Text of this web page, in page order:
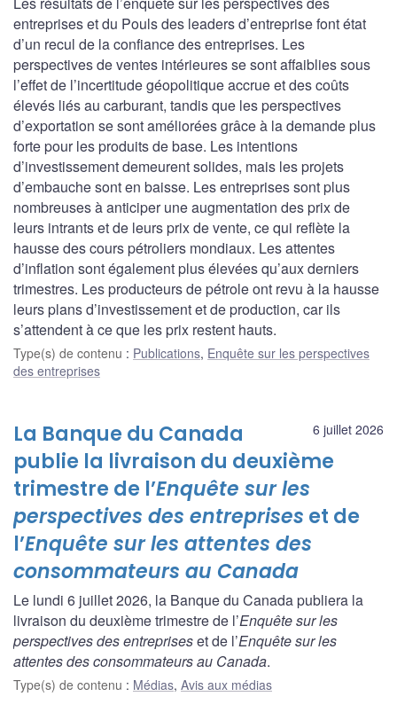
entreprises et du Pouls des leaders d’entreprise font état
d’un recul de la confiance des entreprises. Les
perspectives de ventes intérieures se sont affaiblies sous
l’effet de l’incertitude géopolitique accrue et des coûts
élevés liés au carburant, tandis que les perspectives
d’exportation se sont améliorées grâce à la demande plus
forte pour les produits de base. Les intentions
d’investissement demeurent solides, mais les projets
d’embauche sont en baisse. Les entreprises sont plus
nombreuses à anticiper une augmentation des prix de
leurs intrants et de leurs prix de vente, ce qui reflète la
hausse des cours pétroliers mondiaux. Les attentes
d’inflation sont également plus élevées qu’aux derniers
trimestres. Les producteurs de pétrole ont revu à la hausse
leurs plans d’investissement et de production, car ils
s’attendent à ce que les prix restent hauts.
Type(s) de contenu : Publications, Enquête sur les perspectives
des entreprises
6 juillet 2026
La Banque du Canada
publie la livraison du deuxième
trimestre de l’Enquête sur les
perspectives des entreprises et de
l’Enquête sur les attentes des
consommateurs au Canada
Le lundi 6 juillet 2026, la Banque du Canada publiera la
livraison du deuxième trimestre de l’Enquête sur les
perspectives des entrepriseset de l’Enquête sur les
attentes des consommateurs au Canada.
Type(s) de contenu : Médias, Avis aux médias